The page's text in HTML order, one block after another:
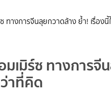
ทางการจีนลุยกวาดล้าง ย้ำ! เรื่อง
เมิร์ซ ทางการจี
าที่คิด